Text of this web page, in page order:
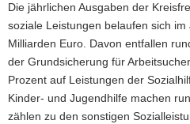
Die jährlichen Ausgaben der
soziale Leistungen belaufen sich
Milliarden Euro. Davon entfallen
der Grundsicherung für
Prozent auf Leistungen der
Kinder- und Jugendhilfe machen
zählen zu den sonstigen